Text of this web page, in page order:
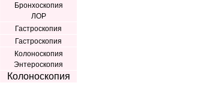
Бронхоскопия
ЛОР
Гастроскопия
Гастроскопия
Колоноскопия
Энтероскопия
Колоноскопия